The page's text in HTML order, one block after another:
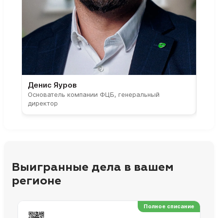
Денис Яуров
Основатель компании ФЦБ, генеральный
директор
Выигранные дела в вашем
регионе
Полное списание